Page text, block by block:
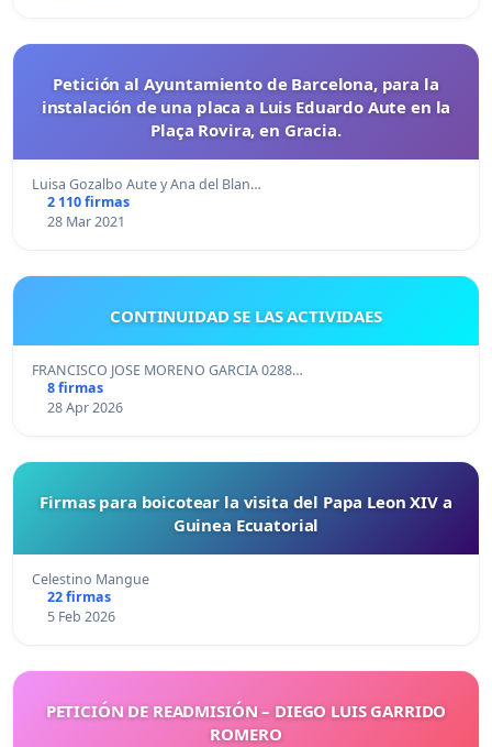
Petición al Ayuntamiento de Barcelona, para la
instalación de una placa a Luis Eduardo Aute en la
Plaça Rovira, en Gracia.
Luisa Gozalbo Aute y Ana del Blan…
2 110 firmas
28 Mar 2021
CONTINUIDAD SE LAS ACTIVIDAES
FRANCISCO JOSE MORENO GARCIA 0288…
8 firmas
28 Apr 2026
Firmas para boicotear la visita del Papa Leon XIV a
Guinea Ecuatorial
Celestino Mangue
22 firmas
5 Feb 2026
PETICIÓN DE READMISIÓN – DIEGO LUIS GARRIDO
ROMERO